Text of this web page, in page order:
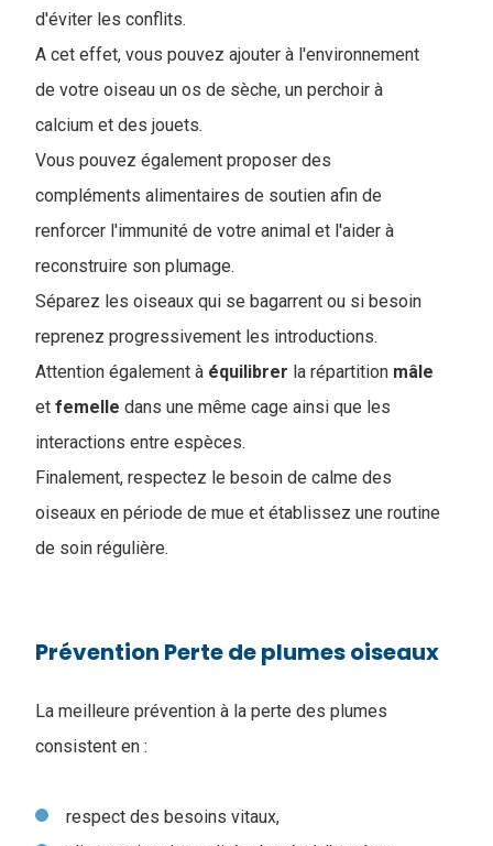
d'éviter les conflits.
A cet effet, vous pouvez ajouter à l'environnement
de votre oiseau un os de sèche, un perchoir à
calcium et des jouets.
Vous pouvez également proposer des
compléments alimentaires de soutien afin de
renforcer l'immunité de votre animal et l'aider à
reconstruire son plumage.
Séparez les oiseaux qui se bagarrent ou si besoin
reprenez progressivement les introductions.
Attention également à équilibrer la répartition mâle
et femelle dans une même cage ainsi que les
interactions entre espèces.
Finalement, respectez le besoin de calme des
oiseaux en période de mue et établissez une routine
de soin régulière.
Prévention Perte de plumes oiseaux
La meilleure prévention à la perte des plumes
consistent en :
respect des besoins vitaux,